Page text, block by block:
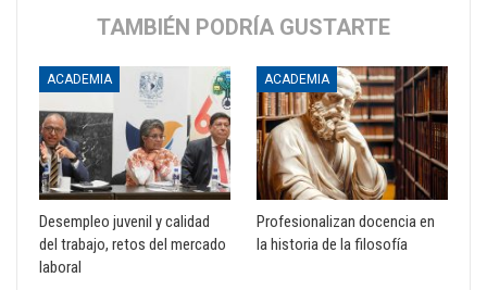
TAMBIÉN PODRÍA GUSTARTE
ACADEMIA
Desempleo juvenil y calidad
del trabajo, retos del mercado
laboral
ACADEMIA
Profesionalizan docencia en
la historia de la filosofía